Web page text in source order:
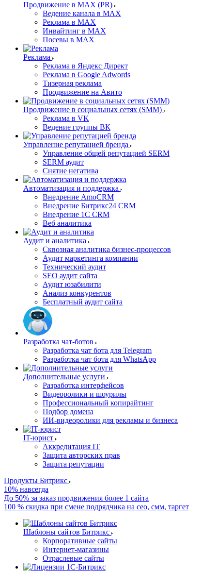
Продвижение в MAX (PR)
Ведение канала в MAX
Реклама в MAX
Инвайтинг в MAX
Посевы в MAX
Реклама
Реклама в Яндекс Директ
Реклама в Google Adwords
Тизерная реклама
Продвижение на Авито
Продвижение в социальных сетях (SMM)
Реклама в VK
Ведение группы ВК
Управление репутацией бренда
Управление общей репутацией SERM
SERM аудит
Снятие негатива
Автоматизация и поддержка
Внедрение AmoCRM
Внедрение Битрикс24 CRM
Внедрение 1C CRM
Веб аналитика
Аудит и аналитика
Сквозная аналитика бизнес-процессов
Аудит маркетинга компании
Технический аудит
SEO аудит сайта
Аудит юзабилити
Анализ конкурентов
Бесплатный аудит сайта
Разработка чат-ботов
Разработка чат бота для Telegram
Разработка чат бота для WhatsApp
Дополнительные услуги
Разработка интерфейсов
Видеоролики и шоурилы
Профессиональный копирайтинг
Подбор домена
ИИ-видеоролики для рекламы и бизнеса
IT-юрист
Аккредитация IT
Защита авторских прав
Защита репутации
Продукты Битрикс
10% навсегда
До 50% за заказ продвижения более 1 сайта
100 % скидка при смене подрядчика на сео, смм, таргет
Шаблоны сайтов Битрикс
Корпоративные сайты
Интернет-магазины
Отраслевые сайты